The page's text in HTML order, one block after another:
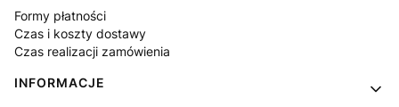
Formy płatności
Czas i koszty dostawy
Czas realizacji zamówienia
INFORMACJE